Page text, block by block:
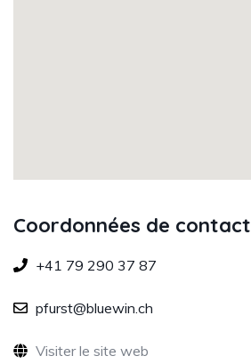
Coordonnées de contact
+41 79 290 37 87
pfurst@bluewin.ch
Visiter le site web